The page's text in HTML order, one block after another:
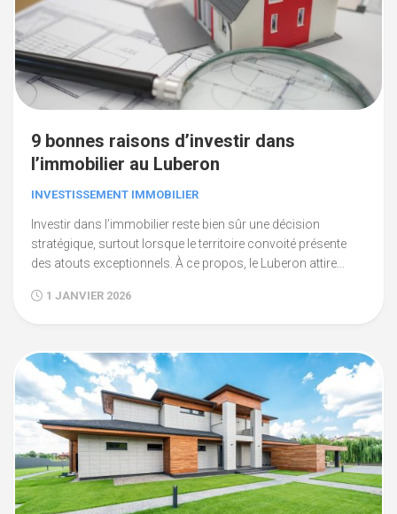
9 bonnes raisons d’investir dans
l’immobilier au Luberon
INVESTISSEMENT IMMOBILIER
Investir dans l’immobilier reste bien sûr une décision
stratégique, surtout lorsque le territoire convoité présente
des atouts exceptionnels. À ce propos, le Luberon attire...
1 JANVIER 2026